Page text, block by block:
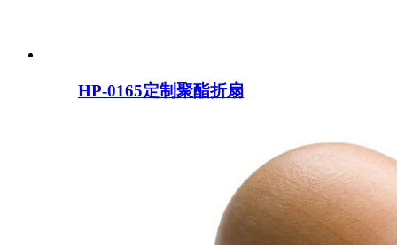
HP-0165定制聚酯折扇